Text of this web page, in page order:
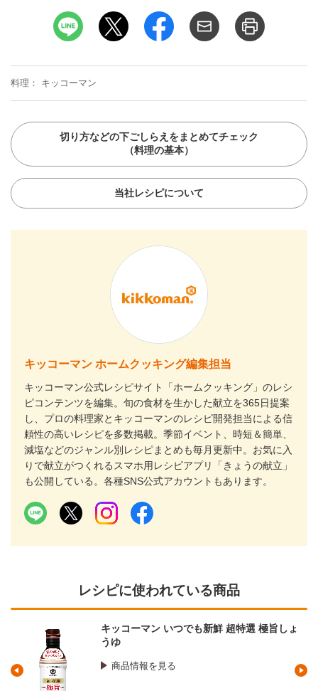
料理 キッコーマン
切り方などの下ごしらえをまとめてチェック
（料理の基本）
当社レシピについて
キッコーマン ホームクッキング編集担当
キッコーマン公式レシピサイト「ホームクッキング」のレシ
ピコンテンツを編集。旬の食材を生かした献立を365日提案
し、プロの料理家とキッコーマンのレシピ開発担当による信
頼性の高いレシピを多数掲載。季節イベント、時短＆簡単、
減塩などのジャンル別レシピまとめも毎月更新中。お気に入
りで献立がつくれるスマホ用レシピアプリ「きょうの献立」
も公開している。各種SNS公式アカウントもあります。
レシピに使われている商品
キッコーマン いつでも新鮮 超特選 極旨しょ
うゆ
商品情報を見る